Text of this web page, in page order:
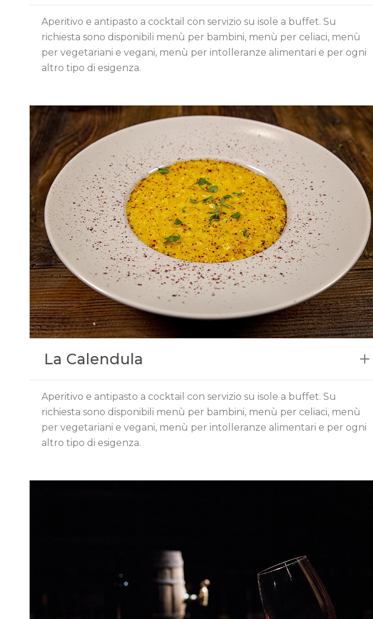
Aperitivo e antipasto a cocktail con servizio su isole a buffet. Su
richiesta sono disponibili menù per bambini, menù per celiaci, menù
per vegetariani e vegani, menù per intolleranze alimentari e per ogni
altro tipo di esigenza.
La Calendula
Aperitivo e antipasto a cocktail con servizio su isole a buffet. Su
richiesta sono disponibili menù per bambini, menù per celiaci, menù
per vegetariani e vegani, menù per intolleranze alimentari e per ogni
altro tipo di esigenza.